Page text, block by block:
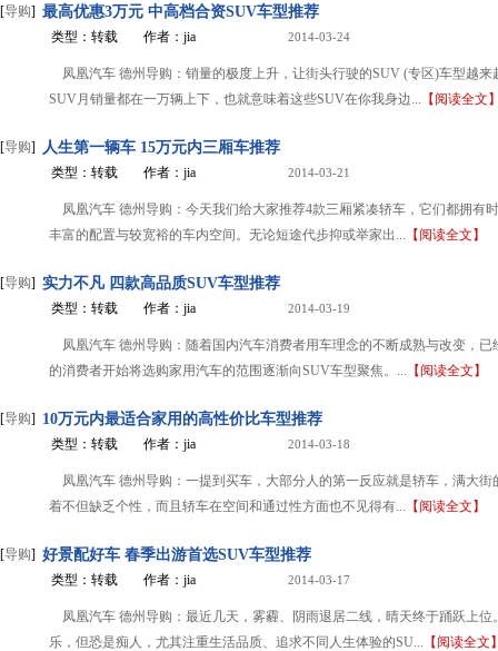
[导购] 最高优惠3万元 中高档合资SUV车型推荐
类型：转载 作者：jia 2014-03-24
凤凰汽车 德州导购：销量的极度上升，让街头行驶的SUV (专区)车型越来
SUV月销量都在一万辆上下，也就意味着这些SUV在你我身边... 【阅读全文
[导购] 人生第一辆车 15万元内三厢车推荐
类型：转载 作者：jia 2014-03-21
凤凰汽车 德州导购：今天我们给大家推荐4款三厢紧凑轿车，它们都拥有
丰富的配置与较宽裕的车内空间。无论短途代步抑或举家出... 【阅读全文】
[导购] 实力不凡 四款高品质SUV车型推荐
类型：转载 作者：jia 2014-03-19
凤凰汽车 德州导购：随着国内汽车消费者用车理念的不断成熟与改变，已
的消费者开始将选购家用汽车的范围逐渐向SUV车型聚焦。... 【阅读全文】
[导购] 10万元内最适合家用的高性价比车型推荐
类型：转载 作者：jia 2014-03-18
凤凰汽车 德州导购：一提到买车，大部分人的第一反应就是轿车，满大街
着不但缺乏个性，而且轿车在空间和通过性方面也不见得有... 【阅读全文】
[导购] 好景配好车 春季出游首选SUV车型推荐
类型：转载 作者：jia 2014-03-17
凤凰汽车 德州导购：最近几天，雾霾、阴雨退居二线，晴天终于踊跃上位
乐，但恐是痴人，尤其注重生活品质、追求不同人生体验的SU... 【阅读全文